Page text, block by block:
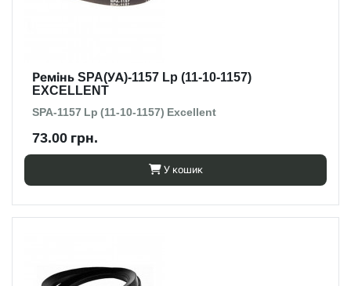
Ремінь SPA(УА)-1157 Lp (11-10-1157)
EXCELLENT
SPA-1157 Lp (11-10-1157) Excellent
73.00 грн.
У кошик